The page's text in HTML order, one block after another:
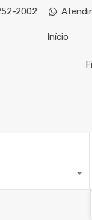
2002
Início
Imóveis